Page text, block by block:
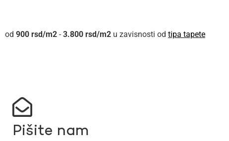
900 rsd - 3.800 rsd u zavisnosti od tipa tapete
Pišite nam